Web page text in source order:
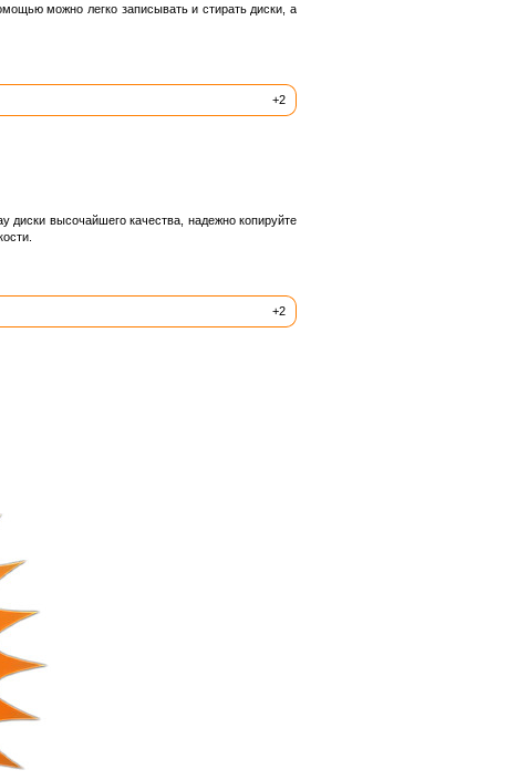
можно легко записывать и стирать диски, а
+2
диски высочайшего качества, надежно копируйте
+2